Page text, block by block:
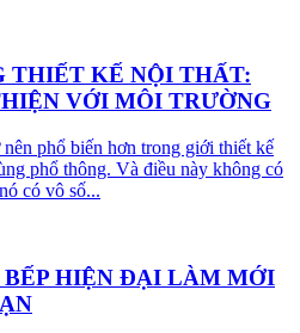
THIẾT KẾ NỘI THẤT:
VỚI MÔI TRƯỜNG
phổ biến hơn trong giới thiết kế
phổ thông. Và điều này không có
có vô số...
BẾP HIỆN ĐẠI LÀM MỚI